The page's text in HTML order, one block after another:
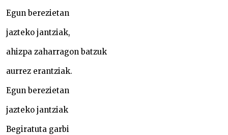
Egun berezietan
jazteko jantziak,
ahizpa zaharragon batzuk
aurrez erantziak.
Egun berezietan
jazteko jantziak
Begiratuta garbi